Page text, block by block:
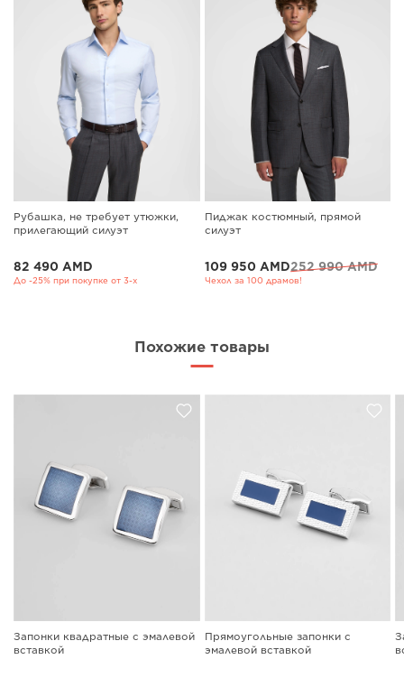
Рубашка, не требует утюжки,
прилегающий силуэт
82 490 AMD
До -25% при покупке от 3-х
Пиджак костюмный, прямой
силуэт
109 950 AMD252 990 AMD
Чехол за 100 драмов!
Похожие товары
Запонки квадратные с эмалевой
вставкой
Прямоугольные запонки с
эмалевой вставкой